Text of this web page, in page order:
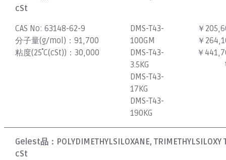
cSt
CAS No:63148-62-9
分子量(g/mol)：91,700
粘度(25˚C(cSt))：30,000
DMS-T43-
100GM
DMS-T43-
3.5KG
DMS-T43-
17KG
DMS-T43-
190KG
￥
￥
￥
Gelest品： POLYDIMETHYLSILOXANE,
cSt